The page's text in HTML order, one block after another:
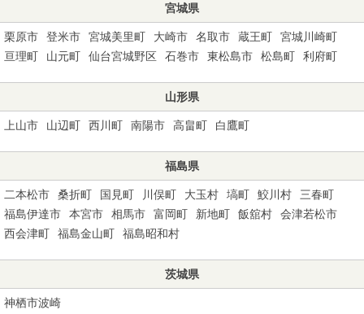
宮城県
栗原市 登米市 宮城美里町 大崎市 名取市 蔵王町
宮城川崎町
亘理町
山元町 仙台宮城野区 石巻市 東松島市 松島町 利府町
山形県
上山市 山辺町 西川町 南陽市 高畠町 白鷹町
福島県
二本松市 桑折町 国見町 川俣町 大玉村 塙町 鮫川村
三春町
福島伊達市
本宮市 相馬市 富岡町 新地町 飯舘村
会津若松市
西会津町
福島金山町 福島昭和村
茨城県
神栖市波崎